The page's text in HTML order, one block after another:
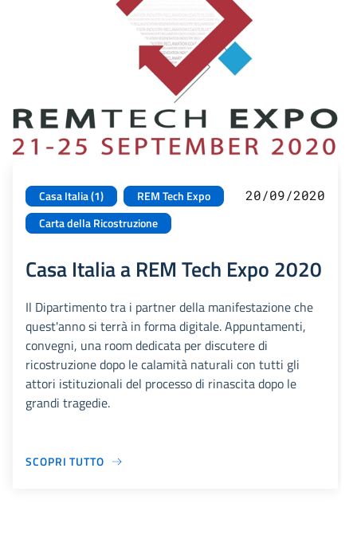
Casa Italia (1)
REM Tech Expo
Carta della Ricostruzione
20/09/2020
Casa Italia a REM Tech Expo 2020
Il Dipartimento tra i partner della manifestazione che
quest'anno si terrà in forma digitale. Appuntamenti,
convegni, una room dedicata per discutere di
ricostruzione dopo le calamità naturali con tutti gli
attori istituzionali del processo di rinascita dopo le
grandi tragedie.
SCOPRI TUTTO